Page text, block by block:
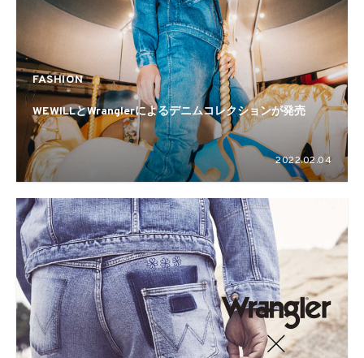
FASHION
WEWILLとWranglerによるデニムコレクションが発売
2022.02.04